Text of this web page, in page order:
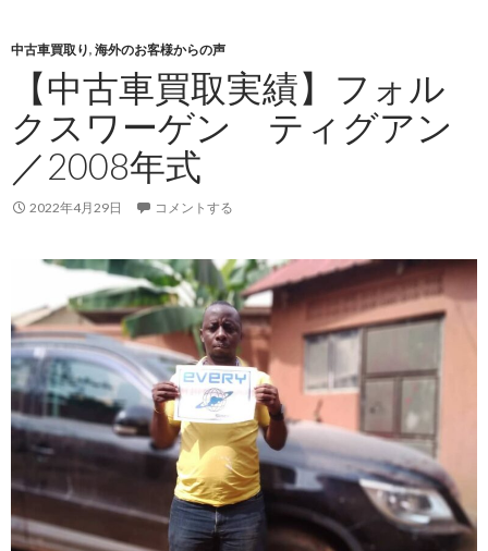
古
車
売
買
に
つ
い
－
買
取
さ
れ
た
車
の
方
は？
中古車買取り, 海外のお客様からの声
【中古車買取実績】フォル
クスワーゲン ティグアン
／2008年式
2022年4月29日 コメントする